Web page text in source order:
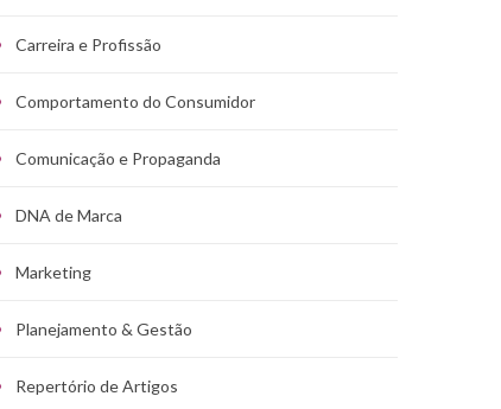
Carreira e Profissão
Comportamento do Consumidor
Comunicação e Propaganda
DNA de Marca
Marketing
Planejamento & Gestão
Repertório de Artigos